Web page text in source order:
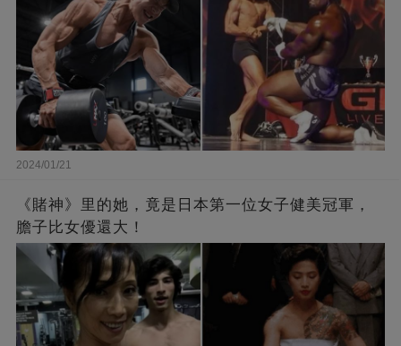
2024/01/21
《賭神》里的她，竟是日本第一位女子健美冠軍，
膽子比女優還大！